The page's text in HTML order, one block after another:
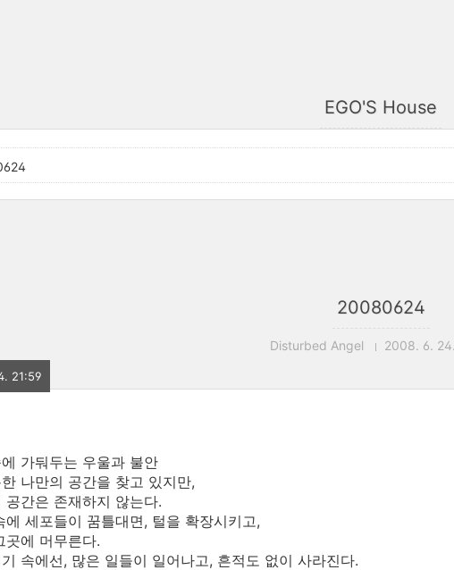
EGO'S House
20080624
Disturbed Angel 2008. 6.
21:59
에 가둬두는 우울과 불안
나만의 공간을 찾고 있지만,
공간은 존재하지 않는다.
에 세포들이 꿈틀대면, 털을 확장시키고,
곳에 머무른다.
속에선, 많은 일들이 일어나고, 흔적도 없이 사라진다.